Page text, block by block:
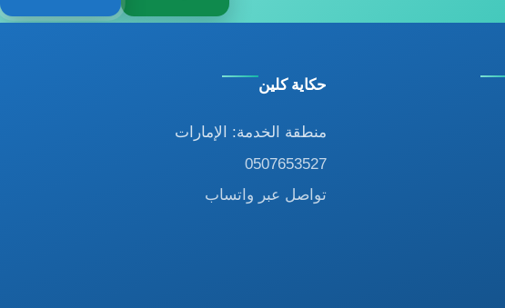
حكاية كلين
منطقة الخدمة: الإمارات
0507653527
تواصل عبر واتساب